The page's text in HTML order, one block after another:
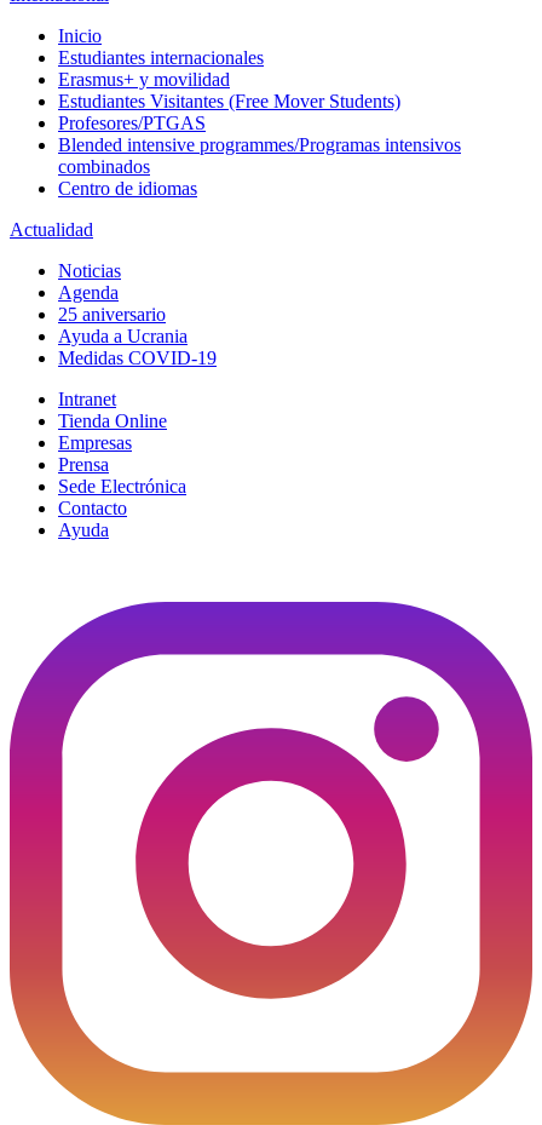
Inicio
Estudiantes internacionales
Erasmus+ y movilidad
Estudiantes Visitantes (Free Mover Students)
Profesores/PTGAS
Blended intensive programmes/Programas intensivos
combinados
Centro de idiomas
Actualidad
Noticias
Agenda
25 aniversario
Ayuda a Ucrania
Medidas COVID-19
Intranet
Tienda Online
Empresas
Prensa
Sede Electrónica
Contacto
Ayuda